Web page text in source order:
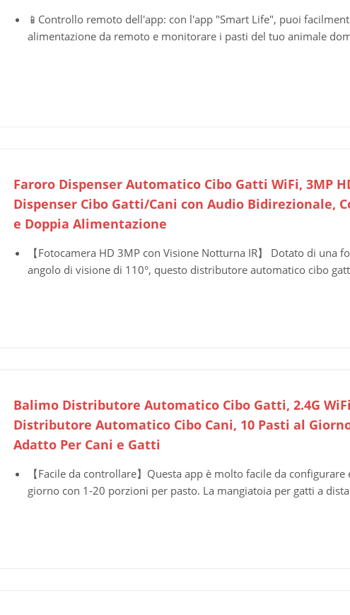
📱Controllo remoto dell'app: con l'app "Smart Life", puoi
alimentazione da remoto e monitorare i pasti del tuo animale
Faroro Dispenser Automatico Cibo Gatti WiFi, 3MP
Dispenser Cibo Gatti/Cani con Audio Bidirezionale,
e Doppia Alimentazione
【Fotocamera HD 3MP con Visione Notturna IR】 Dotato di una
angolo di visione di 110°, questo distributore automatico cibo
Balimo Distributore Automatico Cibo Gatti, 2.4G
Distributore Automatico Cibo Cani, 10 Pasti al
Adatto Per Cani e Gatti
【Facile da controllare】Questa app è molto facile da
giorno con 1-20 porzioni per pasto. La mangiatoia per gatti a